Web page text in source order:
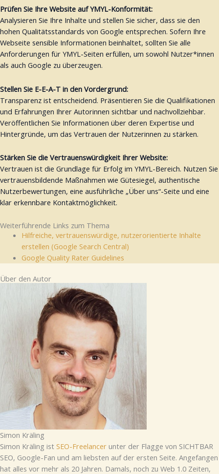
Prüfen Sie Ihre Website auf YMYL-Konformität:
Analysieren Sie Ihre Inhalte und stellen Sie sicher, dass sie den
hohen Qualitätsstandards von Google entsprechen. Sofern Ihre
Webseite sensible Informationen beinhaltet, sollten Sie alle
Anforderungen für YMYL-Seiten erfüllen, um sowohl Nutzer*innen
als auch Google zu überzeugen.
Stellen Sie E-E-A-T in den Vordergrund:
Transparenz ist entscheidend. Präsentieren Sie die Qualifikationen
und Erfahrungen Ihrer Autorinnen sichtbar und nachvollziehbar.
Veröffentlichen Sie Informationen über deren Expertise und
Hintergründe, um das Vertrauen der Nutzerinnen zu stärken.
Stärken Sie die Vertrauenswürdigkeit Ihrer Website:
Vertrauen ist die Grundlage für Erfolg im YMYL-Bereich. Nutzen Sie
vertrauensbildende Maßnahmen wie Gütesiegel, authentische
Nutzerbewertungen, eine ausführliche „Über uns“-Seite und eine
klar erkennbare Kontaktmöglichkeit.
Weiterführende Links zum Thema
Hilfreiche, vertrauenswürdige, nutzerorientierte Inhalte
erstellen (Google Search Central)
Google Quality Rater Guidelines
Über den Autor
Simon Kräling
Simon Kräling ist SEO-Freelancer unter der Flagge von SICHTBAR
SEO, Google-Fan und am liebsten auf der ersten Seite. Angefangen
hat alles vor mehr als 20 Jahren. Damals, noch zu Web 1.0 Zeiten,